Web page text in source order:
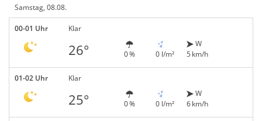
Samstag, 08.08.
00-01 Uhr Klar
26° 0 % 0 l/m²
W
5 km/h
01-02 Uhr Klar
25° 0 % 0 l/m²
W
6 km/h